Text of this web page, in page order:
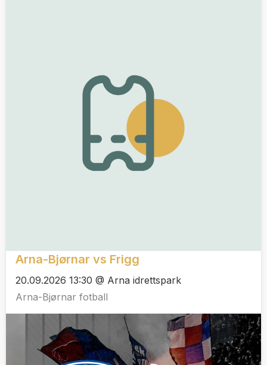
Arna-Bjørnar vs Frigg
20.09.2026 13:30 @ Arna idrettspark
Arna-Bjørnar fotball